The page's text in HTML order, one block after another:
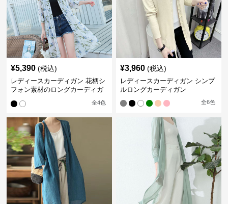
¥5,390 (税込)
レディースカーディガン 花柄シ
フォン素材のロングカーディガ
全4色
¥3,960 (税込)
レディースカーディガン シンプ
ルロングカーディガン
全6色